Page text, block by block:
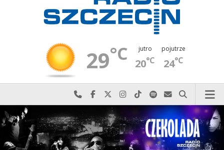
29°C jutro
20°C
pojutrze
24°C
Najlepiej po prostu do nas zadzwoń
Odwiedź nas na Facebook-u
Odwiedź nas na X
Odwiedź nas na Instagram-ie
Odwiedź nas na TikTok-u
Szukaj nas na Spotify
Wyślij do nas
Szukaj